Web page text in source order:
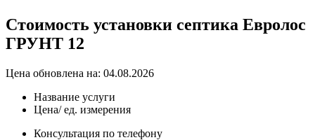
Стоимость установки септика Евролос
ГРУНТ 12
Цена обновлена на: 04.08.2026
Название услуги
Цена/ ед. измерения
Консультация по телефону